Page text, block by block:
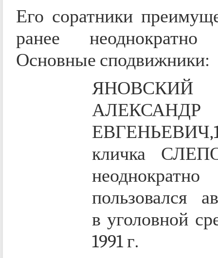
Его соратники
ранее неоднократно
Основные сподвижники:
ЯНОВСКИЙ
АЛЕКСАНДР
кличка
пользовался
в уголовной
1991 г.